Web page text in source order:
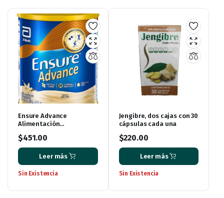
Ensure Advance
Alimentación
Unica con HMB Sabor
Vainilla de 400g
$451.00
Leer más
Sin Existencia
Jengibre, dos cajas con 30
cápsulas cada una
$220.00
Leer más
Sin Existencia